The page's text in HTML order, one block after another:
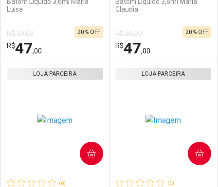
Comprar sem Desconto
Por R$ 102,00/cada
Comprar sem Desconto
Por R$ 102,00/cada
Comprar sem Desconto
Por R$ 102,00/cada
Comprar sem Desconto
Por R$ 102,00/cada
Luisa
R$ 59,00
R$47,00
20% OFF
Claudia
R$ 59,00
R$47,00
20% OFF
(0)
LOJA PARCEIRA
COMPRAR
(0)
LOJA PARCEIRA
COMPRAR